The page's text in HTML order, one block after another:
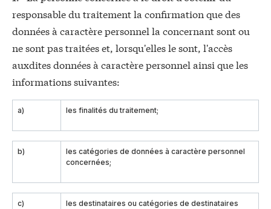
responsable du traitement la confirmation que des
données à caractère personnel la concernant sont ou
ne sont pas traitées et, lorsqu'elles le sont, l'accès
auxdites données à caractère personnel ainsi que les
informations suivantes:
a) les finalités du traitement;
b)
les catégories de données à caractère personnel
concernées;
c)
les destinataires ou catégories de destinataires